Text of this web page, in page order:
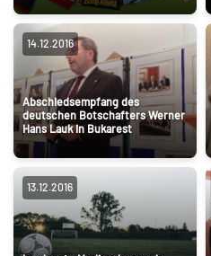
14.12.2016
Abschiedsempfang des
deutschen Botschafters Werner
Hans Lauk in Bukarest
13.12.2016